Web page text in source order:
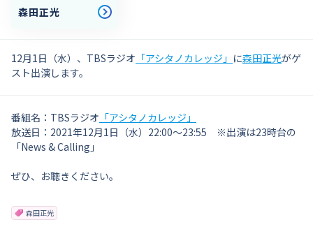
森田正光
12月1日（水）、TBSラジオ 「アシタノカレッジ」 に森田正光がゲ
スト出演します。
番組名：TBSラジオ 「アシタノカレッジ」
放送日：2021年12月1日（水）22:00～23:55 ※出演は23時台の
「News & Calling」
ぜひ、お聴きください。
森田正光